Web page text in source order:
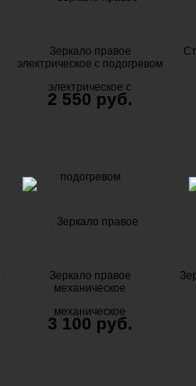
Зеркало правое
электрическое с подогревом
2 550 руб.
Зеркало правое
механическое
3 100 руб.